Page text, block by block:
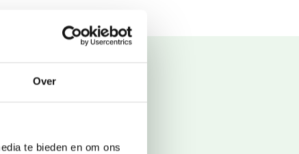
Over
te bieden en om ons